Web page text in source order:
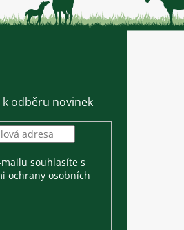
k odběru novinek
souhlasíte s
ochrany osobních